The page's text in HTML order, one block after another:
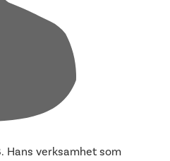
Hans verksamhet som